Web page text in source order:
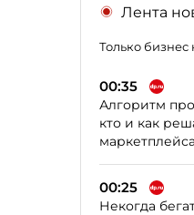
Лента
Только бизнес
00:35
Алгоритм
кто и как
маркетплейса
00:25
Некогда